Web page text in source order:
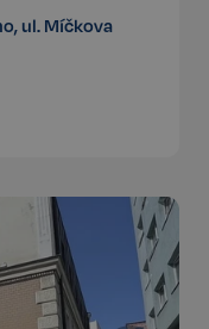
ul. Míčkova